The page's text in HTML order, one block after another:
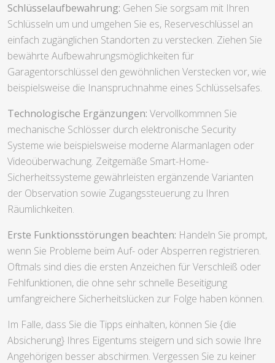
Schlüsselaufbewahrung: Gehen Sie sorgsam mit Ihren
Schlüsseln um und umgehen Sie es, Reserveschlüssel an
einfach zugänglichen Standorten zu verstecken. Ziehen Sie
bewährte Aufbewahrungsmöglichkeiten für
Garagentorschlüssel den gewöhnlichen Verstecken vor, wie
beispielsweise die Inanspruchnahme eines Schlüsselsafes.
Technologische Ergänzungen: Vervollkommnen Sie
mechanische Schlösser durch elektronische Security
Systeme wie beispielsweise moderne Alarmanlagen oder
Videoüberwachung. Zeitgemäße Smart-Home-
Sicherheitssysteme gewährleisten ergänzende Varianten
der Observation sowie Zugangssteuerung zu Ihren
Räumlichkeiten.
Erste Funktionsstörungen beachten: Handeln Sie prompt,
wenn Sie Probleme beim Auf- oder Absperren registrieren.
Oftmals sind dies die ersten Anzeichen für Verschleiß oder
Fehlfunktionen, die ohne sehr schnelle Beseitigung
umfangreichere Sicherheitslücken zur Folge haben können.
Im Falle, dass Sie die Tipps einhalten, können Sie {die
Absicherung} Ihres Eigentums steigern und sich sowie Ihre
Angehörigen besser abschirmen. Vergessen Sie zu keiner